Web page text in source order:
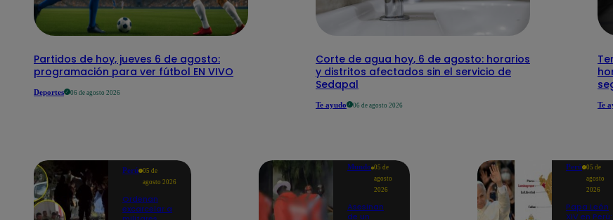
Partidos de hoy, jueves 6 de agosto:
programación para ver fútbol EN VIVO
Deportes 06 de agosto 2026
Corte de agua hoy, 6 de agosto: horarios
y distritos afectados sin el servicio de
Sedapal
Te ayudo 06 de agosto 2026 Te
Perú
05 de
agosto 2026
Ordenan
excarcelar a
Mundo 05 de
agosto
2026
Asesinan
de un
Perú 05 de
agosto
2026
Papa León
XIV en Perú: